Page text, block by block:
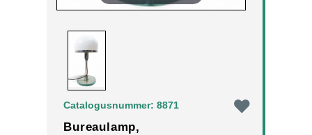
Catalogusnummer: 8871
Bureaulamp,